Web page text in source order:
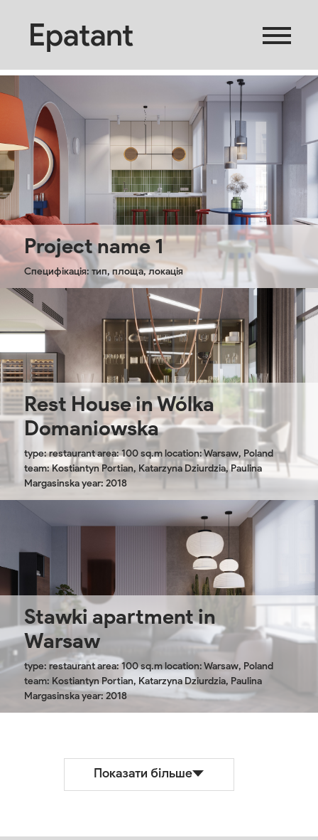
Epatant
Project name 1
Специфікація: тип, площа, локація
Rest House in Wólka
Domaniowska
type: restaurant area: 100 sq.m location: Warsaw, Poland
team: Kostiantyn Portian, Katarzyna Dziurdzia, Paulina
Margasinska year: 2018
Stawki apartment in
Warsaw
type: restaurant area: 100 sq.m location: Warsaw, Poland
team: Kostiantyn Portian, Katarzyna Dziurdzia, Paulina
Margasinska year: 2018
Показати більше